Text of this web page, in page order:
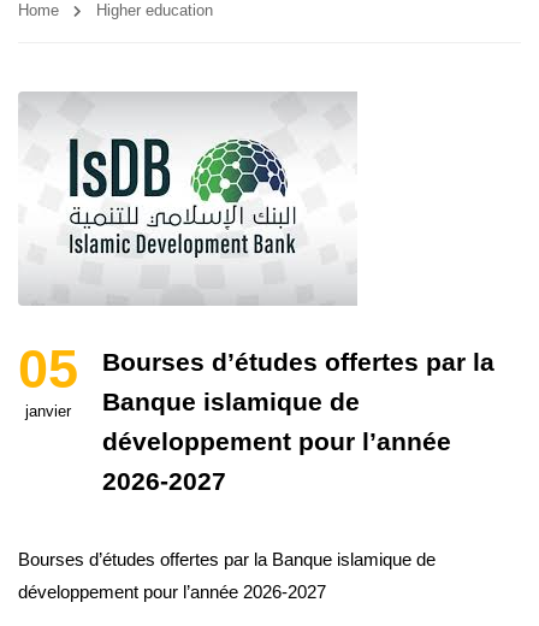
Home Higher education
05
janvier
Bourses d’études offertes par la
Banque islamique de
développement pour l’année
2026-2027
Bourses d’études offertes par la Banque islamique de
développement pour l’année 2026-2027